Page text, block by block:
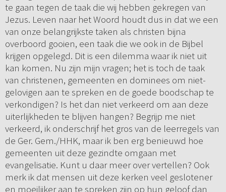
te gaan tegen de taak die wij hebben gekregen van
Jezus. Leven naar het Woord houdt dus in dat we een
van onze belangrijkste taken als christen bijna
overboord gooien, een taak die we ook in de Bijbel
krijgen opgelegd. Dit is een dilemma waar ik niet uit
kan komen. Nu zijn mijn vragen; het is toch de taak
van christenen, gemeenten en dominees om niet-
gelovigen aan te spreken en de goede boodschap te
verkondigen? Is het dan niet verkeerd om aan deze
uiterlijkheden te blijven hangen? Begrijp me niet
verkeerd, ik onderschrijf het gros van de leerregels van
de Ger. Gem./HHK, maar ik ben erg benieuwd hoe
gemeenten uit deze gezindte omgaan met
evangelisatie. Kunt u daar meer over vertellen? Ook
merk ik dat mensen uit deze kerken veel geslotener
en moeilijker aan te spreken zijn op hun geloof dan